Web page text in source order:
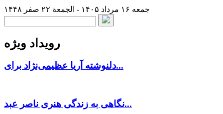
جمعه ۱۶ مرداد ۱۴۰۵ - الجمعة ۲۲ صفر ۱۴۴۸
رویداد ویژه
دلنوشته آریا عظیمی‌نژاد برای...
نگاهی به زندگی هنری ناصر عبد...